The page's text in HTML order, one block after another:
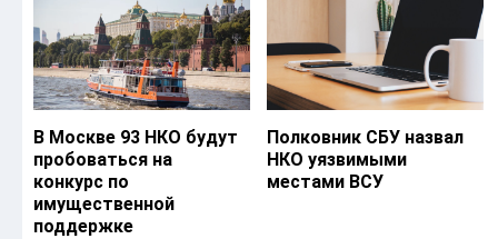
В Москве 93 НКО будут
пробоваться на
конкурс по
имущественной
поддержке
Полковник СБУ назвал
НКО уязвимыми
местами ВСУ